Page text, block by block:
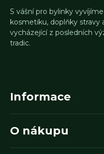
S vášní pro bylinky
kosmetiku, doplňky stravy
vycházející z posledních
tradic.
Informace
O nákupu